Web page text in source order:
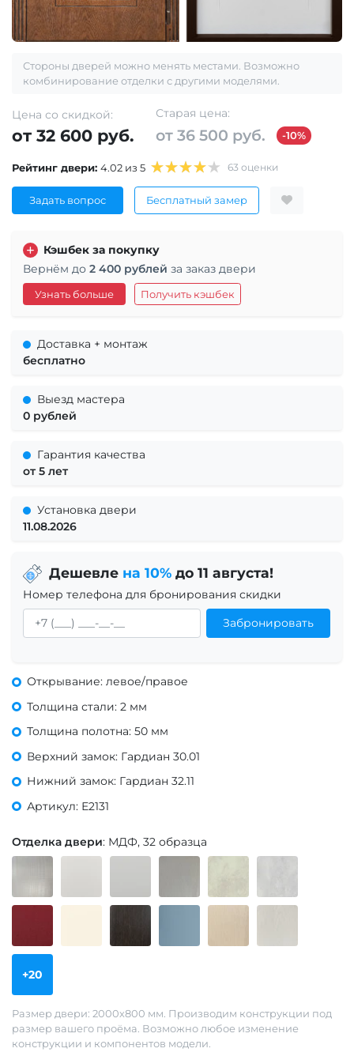
Стороны дверей можно менять местами. Возможно
комбинирование отделки с другими моделями.
Цена со скидкой:
от 32 600 руб.
Старая цена:
от 36 500 руб. -10%
Рейтинг двери: 4.02 из 5 63 оценки
Задать вопрос Бесплатный замер
Кэшбек за покупку
Вернём до 2 400 рублей за заказ двери
Узнать больше Получить кэшбек
Доставка + монтаж
бесплатно
Выезд мастера
0 рублей
Гарантия качества
от 5 лет
Установка двери
11.08.2026
Дешевле на 10%до 11 августа!
Номер телефона для бронирования скидки
Забронировать
Открывание: левое/правое
Толщина стали: 2 мм
Толщина полотна: 50 мм
Верхний замок: Гардиан 30.01
Нижний замок: Гардиан 32.11
Артикул: Е2131
Отделка двери: МДФ, 32 образца
+20
Размер двери: 2000х800 мм. Производим конструкции под
размер вашего проёма. Возможно любое изменение
конструкции и компонентов модели.